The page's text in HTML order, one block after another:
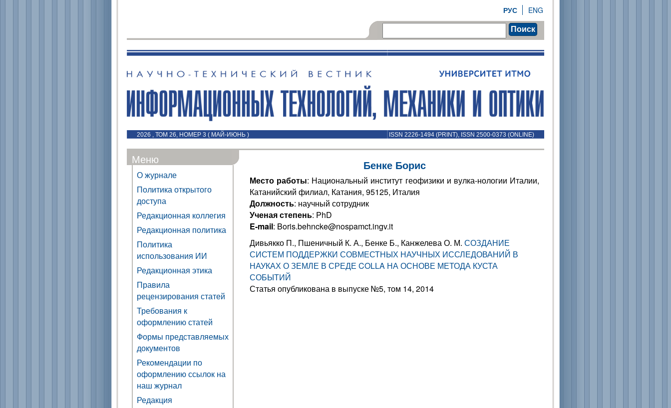
ENG
РУС
Поиск
2026 , ТОМ 26, НОМЕР 3 ( МАЙ-ИЮНЬ ) ISSN 2226-1494 (PRINT), ISSN 2500-0373 (ONLINE)
Меню
О журнале
Политика открытого
доступа
Редакционная коллегия
Редакционная политика
Политика
использования ИИ
Редакционная этика
Правила
рецензирования статей
Требования к
оформлению статей
Формы представляемых
документов
Рекомендации по
оформлению ссылок на
наш журнал
Редакция
Бенке Борис
Место работы: Национальный институт геофизики и вулка-нологии Италии,
Катанийский филиал, Катания, 95125, Италия
Должность: научный сотрудник
Ученая степень: PhD
E-mail: Boris.behncke@nospamct.ingv.it
Дивьякко П., Пшеничный К. А., Бенке Б., Канжелева О. М. СОЗДАНИЕ
СИСТЕМ ПОДДЕРЖКИ СОВМЕСТНЫХ НАУЧНЫХ ИССЛЕДОВАНИЙ В
НАУКАХ О ЗЕМЛЕ В СРЕДЕ COLLA НА ОСНОВЕ МЕТОДА КУСТА
СОБЫТИЙ
Статья опубликована в выпуске №5, том 14, 2014